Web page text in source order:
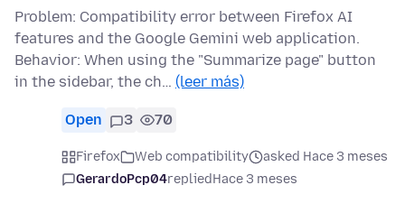
Problem: Compatibility error between Firefox AI
features and the Google Gemini web application.
Behavior: When using the "Summarize page" button
in the sidebar, the ch… (leer más)
Open 3 70
Firefox Web compatibility
asked Hace 3 meses
GerardoPcp04repliedHace 3 meses